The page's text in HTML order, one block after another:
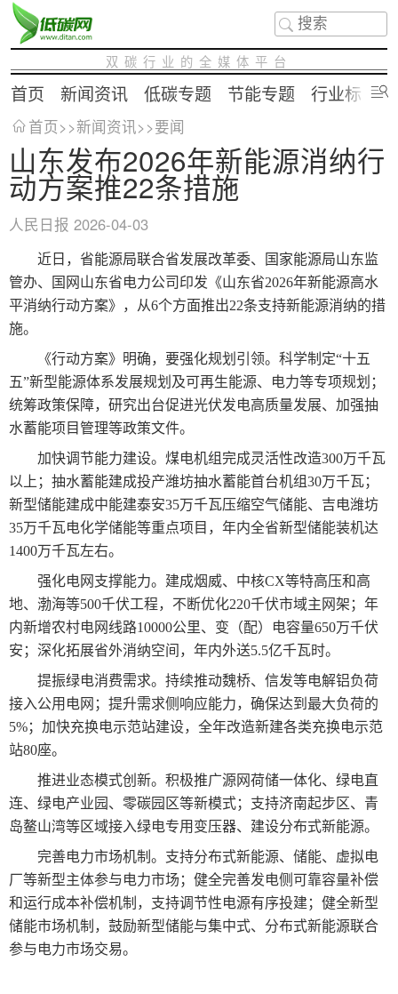
双碳行业的全媒体平台
首页 新闻资讯 低碳专题 节能专题 行业标准
首页>>新闻资讯>>要闻
山东发布2026年新能源消纳行
动方案推22条措施
人民日报 2026-04-03
近日，省能源局联合省发展改革委、国家能源局山东监
管办、国网山东省电力公司印发《山东省2026年新能源高水
平消纳行动方案》，从6个方面推出22条支持新能源消纳的措
施。
《行动方案》明确，要强化规划引领。科学制定“十五
五”新型能源体系发展规划及可再生能源、电力等专项规划；
统筹政策保障，研究出台促进光伏发电高质量发展、加强抽
水蓄能项目管理等政策文件。
加快调节能力建设。煤电机组完成灵活性改造300万千瓦
以上；抽水蓄能建成投产潍坊抽水蓄能首台机组30万千瓦；
新型储能建成中能建泰安35万千瓦压缩空气储能、吉电潍坊
35万千瓦电化学储能等重点项目，年内全省新型储能装机达
1400万千瓦左右。
强化电网支撑能力。建成烟威、中核CX等特高压和高
地、渤海等500千伏工程，不断优化220千伏市域主网架；年
内新增农村电网线路10000公里、变（配）电容量650万千伏
安；深化拓展省外消纳空间，年内外送5.5亿千瓦时。
提振绿电消费需求。持续推动魏桥、信发等电解铝负荷
接入公用电网；提升需求侧响应能力，确保达到最大负荷的
5%；加快充换电示范站建设，全年改造新建各类充换电示范
站80座。
推进业态模式创新。积极推广源网荷储一体化、绿电直
连、绿电产业园、零碳园区等新模式；支持济南起步区、青
岛鳌山湾等区域接入绿电专用变压器、建设分布式新能源。
完善电力市场机制。支持分布式新能源、储能、虚拟电
厂等新型主体参与电力市场；健全完善发电侧可靠容量补偿
和运行成本补偿机制，支持调节性电源有序投建；健全新型
储能市场机制，鼓励新型储能与集中式、分布式新能源联合
参与电力市场交易。